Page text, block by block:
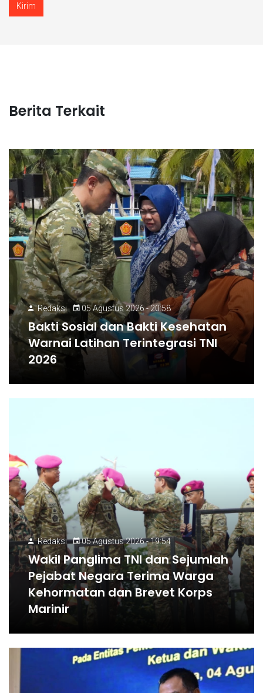
Kirim
Berita Terkait
Redaksi 05 Agustus 2026 - 20:58
Bakti Sosial dan Bakti Kesehatan
Warnai Latihan Terintegrasi TNI
2026
Redaksi 05 Agustus 2026 - 19:54
Wakil Panglima TNI dan Sejumlah
Pejabat Negara Terima Warga
Kehormatan dan Brevet Korps
Marinir